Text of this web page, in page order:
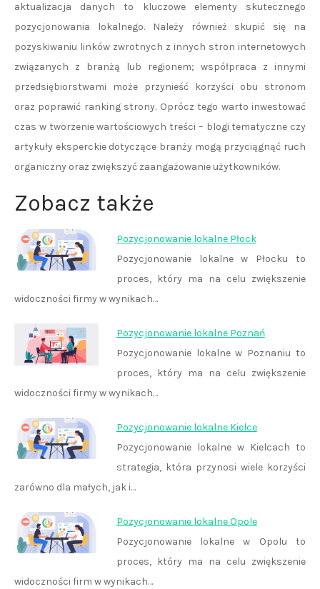
aktualizacja danych to kluczowe elementy skutecznego
pozycjonowania lokalnego. Należy również skupić się na
pozyskiwaniu linków zwrotnych z innych stron internetowych
związanych z branżą lub regionem; współpraca z innymi
przedsiębiorstwami może przynieść korzyści obu stronom
oraz poprawić ranking strony. Oprócz tego warto inwestować
czas w tworzenie wartościowych treści – blogi tematyczne czy
artykuły eksperckie dotyczące branży mogą przyciągnąć ruch
organiczny oraz zwiększyć zaangażowanie użytkowników.
Zobacz także
Pozycjonowanie lokalne Płock
Pozycjonowanie lokalne w Płocku to
proces, który ma na celu zwiększenie
widoczności firmy w wynikach…
Pozycjonowanie lokalne Poznań
Pozycjonowanie lokalne w Poznaniu to
proces, który ma na celu zwiększenie
widoczności firmy w wynikach…
Pozycjonowanie lokalne Kielce
Pozycjonowanie lokalne w Kielcach to
strategia, która przynosi wiele korzyści
zarówno dla małych, jak i…
Pozycjonowanie lokalne Opole
Pozycjonowanie lokalne w Opolu to
proces, który ma na celu zwiększenie
widoczności firm w wynikach…